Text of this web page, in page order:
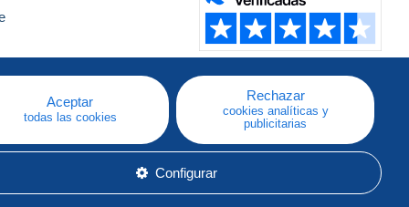
Aceptar
todas las cookies
Rechazar
cookies analíticas y
publicitarias
Configurar